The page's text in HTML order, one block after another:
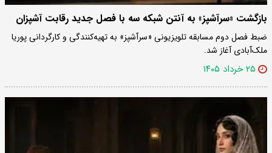
بازگشت «سرآشپز» به آنتن شبکه سه با فصل جدید رقابت آشپزان
ضبط فصل دوم مسابقه تلویزیونی «سرآشپز» به تهیه‌کنندگی و کارگردانی پوریا
ملک‌آبادی آغاز شد.
۲۵ خرداد ۱۴۰۵